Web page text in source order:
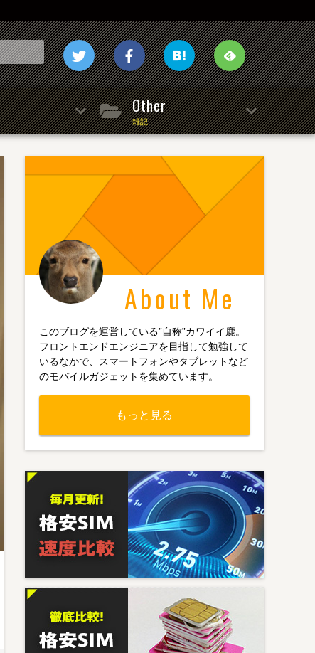
Other
雑記
About Me
このブログを運営している”自称”カワイイ鹿。
フロントエンドエンジニアを目指して勉強して
いるなかで、スマートフォンやタブレットなど
のモバイルガジェットを集めています。
もっと見る